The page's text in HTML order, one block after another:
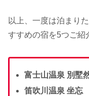
以上、一度は泊まり
すすめの宿を5つご紹
富士山温泉 別墅
笛吹川温泉 坐忘